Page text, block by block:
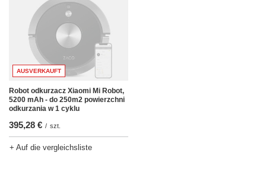
AUSVERKAUFT
Robot odkurzacz Xiaomi Mi Robot,
5200 mAh - do 250m2 powierzchni
odkurzania w 1 cyklu
395,28 € / szt.
+ Auf die vergleichsliste